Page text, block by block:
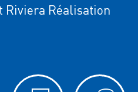
Riviera Réalisation